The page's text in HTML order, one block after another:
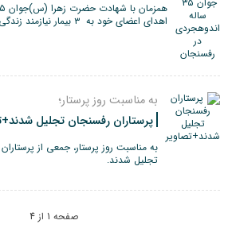
اهدای اعضای خود به ۳ بیمار نیازمند زندگی می بخشد.
به مناسبت روز پرستار؛
پرستاران رفسنجان تجلیل
به مناسبت روز پرستار، جمعی از
تجلیل شدند.
صفحه 1 از 4